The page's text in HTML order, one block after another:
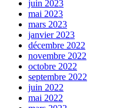
juin 2023
mai 2023
mars 2023
janvier 2023
décembre 2022
novembre 2022
octobre 2022
septembre 2022
juin 2022
mai 2022